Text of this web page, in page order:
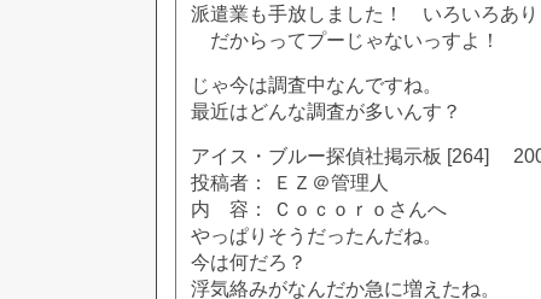
派遣業も手放しました！ いろいろあ
だからってプーじゃないっすよ！
じゃ今は調査中なんですね。
最近はどんな調査が多いんす？
アイス・ブルー探偵社掲示板 [264]
投稿者： ＥＺ＠管理人
内 容： Ｃｏｃｏｒｏさんへ
やっぱりそうだったんだね。
今は何だろ？
浮気絡みがなんだか急に増えたね。